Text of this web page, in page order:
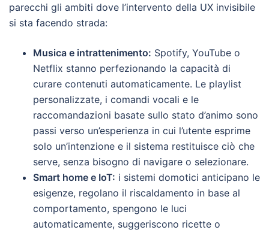
parecchi gli ambiti dove l’intervento della UX invisibile
si sta facendo strada:
Musica e intrattenimento: Spotify, YouTube o
Netflix stanno perfezionando la capacità di
curare contenuti automaticamente. Le playlist
personalizzate, i comandi vocali e le
raccomandazioni basate sullo stato d’animo sono
passi verso un’esperienza in cui l’utente esprime
solo un’intenzione e il sistema restituisce ciò che
serve, senza bisogno di navigare o selezionare.
Smart home e IoT: i sistemi domotici anticipano le
esigenze, regolano il riscaldamento in base al
comportamento, spengono le luci
automaticamente, suggeriscono ricette o